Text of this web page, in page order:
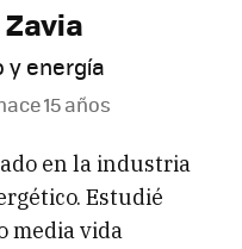
y energía
15 años
en la industria
Estudié
media vida